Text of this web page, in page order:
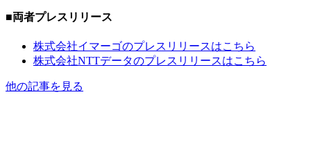
■両者プレスリリース
株式会社イマーゴのプレスリリースはこちら
株式会社NTTデータのプレスリリースはこちら
他の記事を見る